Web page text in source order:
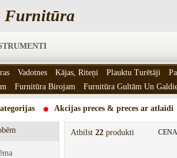
Furnitūra
Akcijas preces & preces ar atlaidi
Atbilst 22 produkti
Vadotnes Kājas, Riteņi Plauktu Turētāji
Furnitūra Birojam Furnitūra Gultām Un